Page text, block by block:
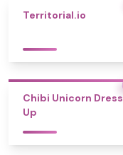
Territorial.io
Chibi Unicorn Dress
Up